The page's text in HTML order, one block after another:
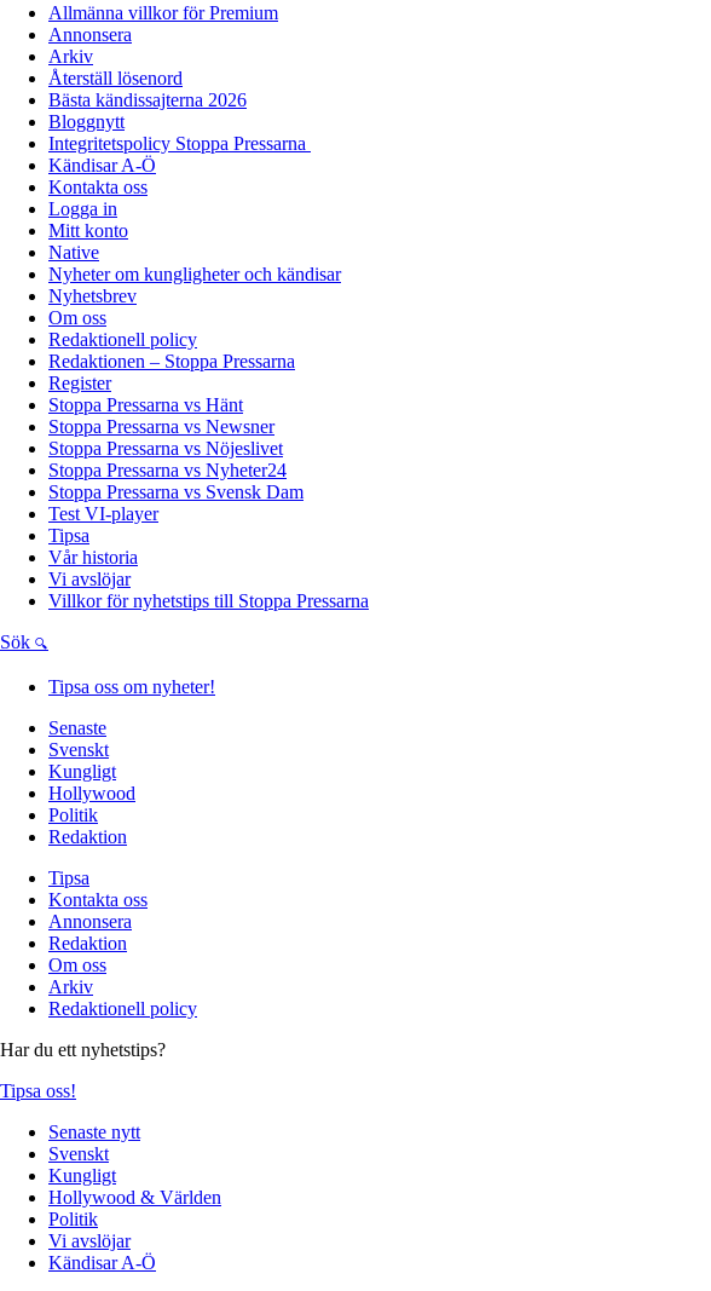
Allmänna villkor för Premium
Annonsera
Arkiv
Återställ lösenord
Bästa kändissajterna 2026
Bloggnytt
Integritetspolicy Stoppa Pressarna
Kändisar A-Ö
Kontakta oss
Logga in
Mitt konto
Native
Nyheter om kungligheter och kändisar
Nyhetsbrev
Om oss
Redaktionell policy
Redaktionen – Stoppa Pressarna
Register
Stoppa Pressarna vs Hänt
Stoppa Pressarna vs Newsner
Stoppa Pressarna vs Nöjeslivet
Stoppa Pressarna vs Nyheter24
Stoppa Pressarna vs Svensk Dam
Test VI-player
Tipsa
Vår historia
Vi avslöjar
Villkor för nyhetstips till Stoppa Pressarna
Sök
Tipsa oss om nyheter!
Senaste
Svenskt
Kungligt
Hollywood
Politik
Redaktion
Tipsa
Kontakta oss
Annonsera
Redaktion
Om oss
Arkiv
Redaktionell policy
Har du ett nyhetstips?
Tipsa oss!
Senaste nytt
Svenskt
Kungligt
Hollywood & Världen
Politik
Vi avslöjar
Kändisar A-Ö